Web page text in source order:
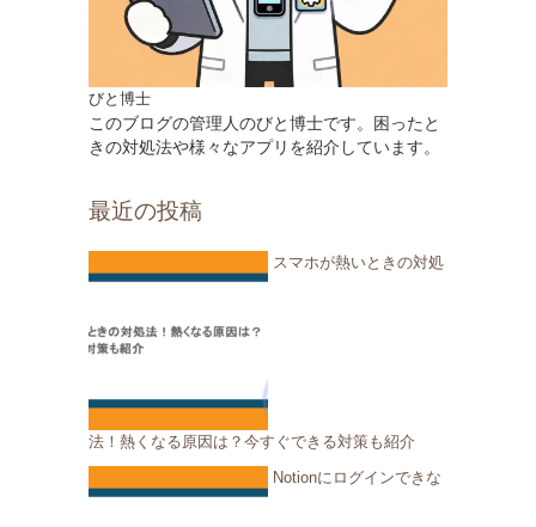
びと博士
このブログの管理人のびと博士です。困ったと
きの対処法や様々なアプリを紹介しています。
最近の投稿
スマホが熱いときの対処
法！熱くなる原因は？今すぐできる対策も紹介
Notionにログインできな